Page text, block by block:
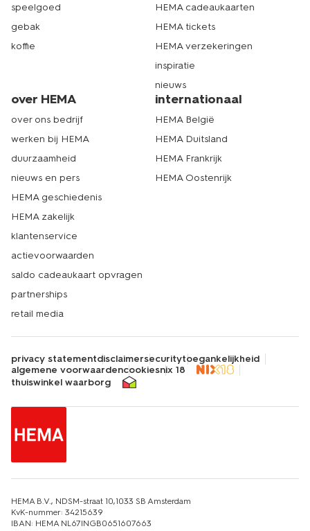
speelgoed
gebak
koffie
HEMA cadeaukaarten
HEMA tickets
HEMA verzekeringen
inspiratie
nieuws
over HEMA
over ons bedrijf
werken bij HEMA
duurzaamheid
nieuws en pers
HEMA geschiedenis
HEMA zakelijk
klantenservice
actievoorwaarden
saldo cadeaukaart opvragen
partnerships
retail media
internationaal
HEMA België
HEMA Duitsland
HEMA Frankrijk
HEMA Oostenrijk
privacy statementdisclaimersecuritytoegankelijkheid
algemene voorwaardencookiesnix 18
thuiswinkel waarborg
HEMA B.V., NDSM-straat 10,1033 SB Amsterdam
KvK-nummer: 34215639
IBAN: HEMA NL67INGB0651607663